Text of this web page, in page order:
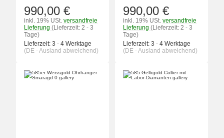
990,00 €
inkl. 19% USt. versandfreie
Lieferung (Lieferzeit: 2 - 3
Tage)
Lieferzeit: 3 - 4 Werktage
(DE - Ausland abweichend)
990,00 €
inkl. 19% USt. versandfreie
Lieferung (Lieferzeit: 2 - 3
Tage)
Lieferzeit: 3 - 4 Werktage
(DE - Ausland abweichend)